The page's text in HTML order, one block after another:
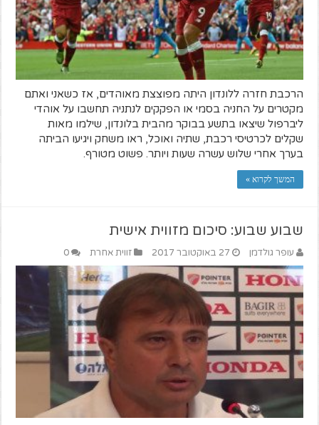
הרכבת חזרה ללונדון היתה מפוצצת מאוהדים, אז כשאני ואתם
מקטרים על החניה בסמי או הפקקים לנתניה תחשבו על אוהדי
ליברפול שיצאו בתשע בבוקר מהבית בלונדון, שילמו מאות
שקלים לכרטיסי רכבת, שתיה ואוכל, ראו משחק ויגיעו הביתה
בערך אחרי שלוש עשרה שעות ויותר. פשוט מטורף.
המשך לקרוא »
שבוע שבוע: סיכום מזווית אישית
עופר גולדמן 27 באוקטובר 2017 זווית אחרת 0